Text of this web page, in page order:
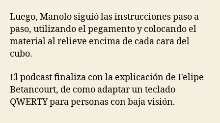
Luego, Manolo siguió las instrucciones paso a
paso, utilizando el pegamento y colocando el
material al relieve encima de cada cara del
cubo.
El podcast finaliza con la explicación de Felipe
Betancourt, de como adaptar un teclado
QWERTY para personas con baja visión.